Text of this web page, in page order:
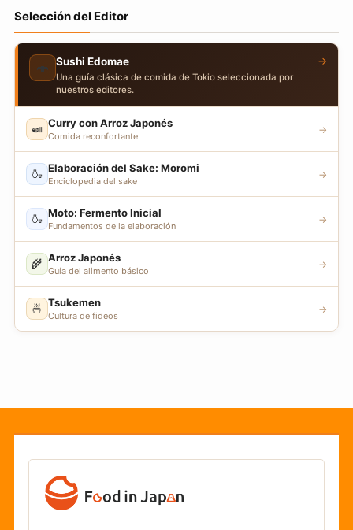
Selección del Editor
🍣 Sushi Edomae
Una guía clásica de comida de Tokio seleccionada por
nuestros editores.
→
🍛 Curry con Arroz Japonés
Comida reconfortante
→
🍶 Elaboración del Sake: Moromi
Enciclopedia del sake
→
🍶 Moto: Fermento Inicial
Fundamentos de la elaboración
→
🌾 Arroz Japonés
Guía del alimento básico
→
🍜 Tsukemen
Cultura de fideos
→